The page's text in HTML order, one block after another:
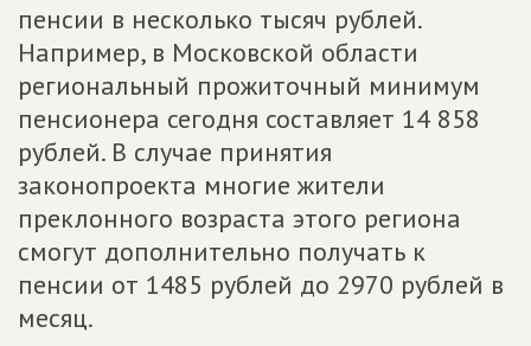
пенсии в несколько тысяч рублей.
Например, в Московской области
региональный прожиточный минимум
пенсионера сегодня составляет 14 858
рублей. В случае принятия
законопроекта многие жители
преклонного возраста этого региона
смогут дополнительно получать к
пенсии от 1485 рублей до 2970 рублей в
месяц.